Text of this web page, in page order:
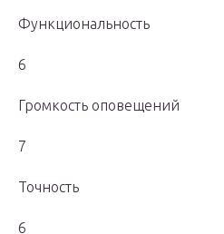
Функциональность
6
Громкость оповещений
7
Точность
6